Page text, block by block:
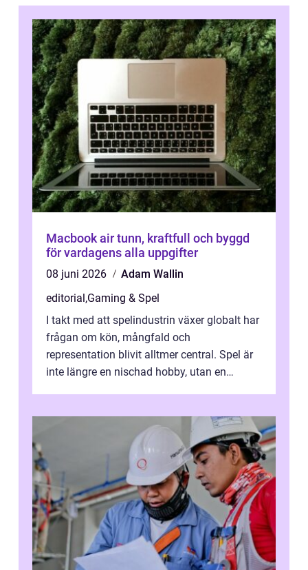
Macbook air tunn, kraftfull och byggd
för vardagens alla uppgifter
08 juni 2026
Adam Wallin
editorial,Gaming & Spel
I takt med att spelindustrin växer globalt har
frågan om kön, mångfald och
representation blivit alltmer central. Spel är
inte längre en nischad hobby, utan en